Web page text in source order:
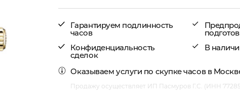
Гарантируем подлинность
часов
Конфиденциальность
сделок
В
Оказываем услуги по скупке часов в
Продажу осуществляет ИП Пасмуров Г.С. (ИНН